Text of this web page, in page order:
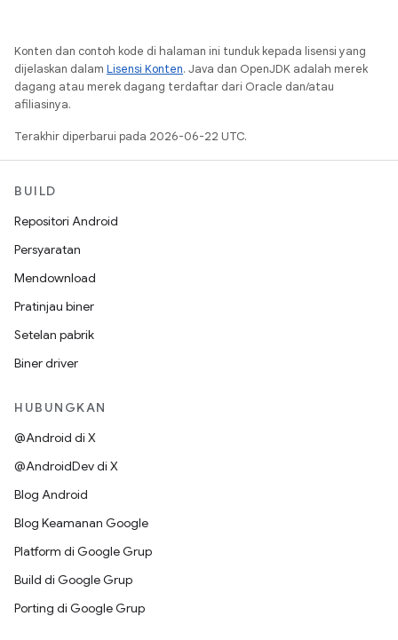
Konten dan contoh kode di halaman ini tunduk kepada lisensi yang
dijelaskan dalam Lisensi Konten. Java dan OpenJDK adalah merek
dagang atau merek dagang terdaftar dari Oracle dan/atau
afiliasinya.
Terakhir diperbarui pada 2026-06-22 UTC.
BUILD
Repositori Android
Persyaratan
Mendownload
Pratinjau biner
Setelan pabrik
Biner driver
HUBUNGKAN
@Android di X
@AndroidDev di X
Blog Android
Blog Keamanan Google
Platform di Google Grup
Build di Google Grup
Porting di Google Grup